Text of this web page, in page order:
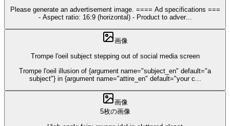
Please generate an advertisement image. ==== Ad specifications ===
- Aspect ratio: 16:9 (horizontal) - Product to adver...
画像
Trompe l'oeil subject stepping out of social media screen
Trompe l'oeil illusion of {argument name="subject_en" default="a
subject"} in {argument name="attire_en" default="your c
画像
5枚の画像